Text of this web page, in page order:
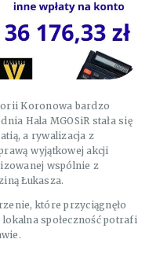
Koronowa bardzo
Hala MGOSiR stała się
a rywalizacja z
wyjątkowej akcji
wspólnie z
Łukasza.
które przyciągnęło
społeczność potrafi